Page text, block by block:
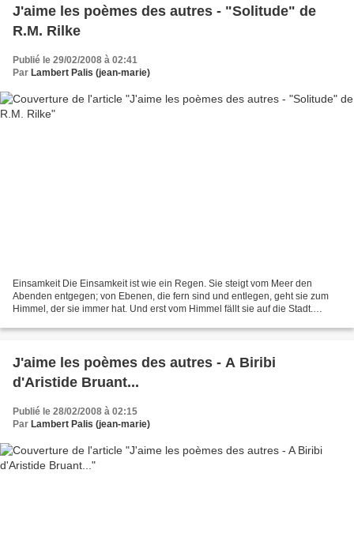
J'aime les poèmes des autres - "Solitude" de
R.M. Rilke
Publié le 29/02/2008 à 02:41
Par Lambert Palis (jean-marie)
Einsamkeit Die Einsamkeit ist wie ein Regen. Sie steigt vom Meer den
Abenden entgegen; von Ebenen, die fern sind und entlegen, geht sie zum
Himmel, der sie immer hat. Und erst vom Himmel fällt sie auf die Stadt.
J'aime les poèmes des autres - A Biribi
d'Aristide Bruant...
Publié le 28/02/2008 à 02:15
Par Lambert Palis (jean-marie)